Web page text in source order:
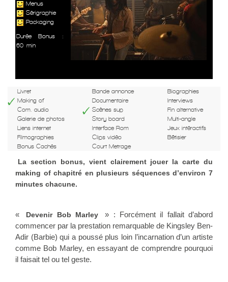
Menus
Sérigraphie
Packaging
Durée Bonus :
60 min
Livret Bande annonce
Biographies
Making of
Documentaire
Interviews
Com. audio
Scènes sup
Fin alternative
Galerie de photos
Story board
Multi-angle
Liens internet
Interface Rom
Jeux intéractifs
Filmographies
Clips vidéo
Bêtisier
Bonus Cachés
Court Metrage
La section bonus, vient clairement jouer la carte du
making of chapitré en plusieurs séquences d’environ 7
minutes chacune.
« Devenir Bob Marley
» : Forcément il fallait d’abord
commencer par la prestation remarquable de Kingsley Ben-
Adir (Barbie) qui a poussé plus loin l’incarnation d’un artiste
comme Bob Marley, en essayant de comprendre pourquoi
il faisait tel ou tel geste.